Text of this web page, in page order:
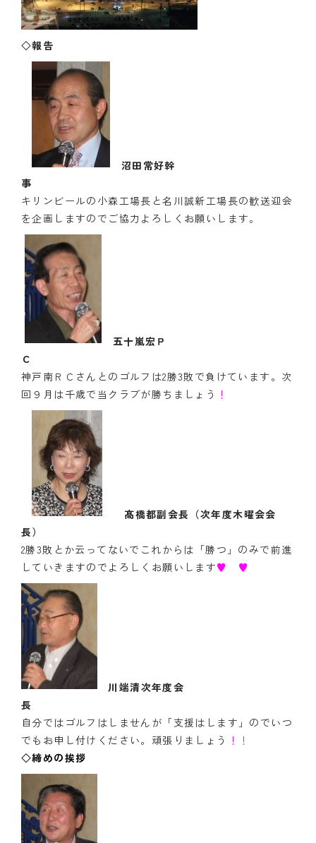
◇報告
沼田常好幹
キリンビールの小森工場長と名川誠新工場長の歓送迎会
を企画しますのでご協力よろしくお願いします。
五十嵐宏Ｐ
神戸南ＲＣさんとのゴルフは2勝3敗で負けています。次
回９月は千歳で当クラブが勝ちましょう ！
髙橋都副会長（次年度木曜会会
長）
2勝3敗とか云ってないでこれからは「勝つ」のみで前進
していきますのでよろしくお願いします♥ ♥
川端清次年度会
自分ではゴルフはしませんが「支援はします」のでいつ
でもお申し付けください。頑張りましょう ！！
◇締めの挨拶